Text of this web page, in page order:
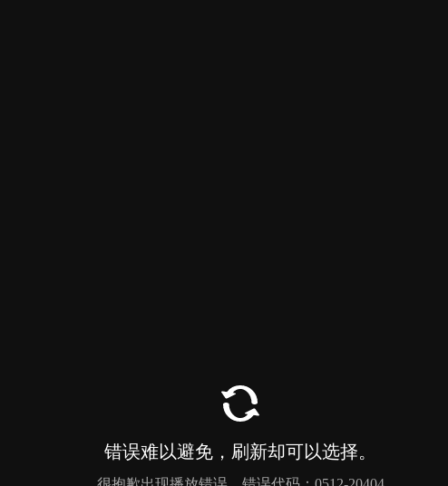
错误难以避免，刷新却可以选择。